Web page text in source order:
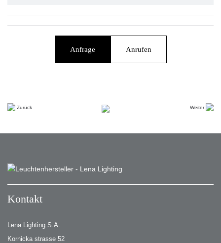
Anfrage Anrufen
Zurück Weiter
Kontakt
Lena Lighting S.A.
Kornicka strasse 52